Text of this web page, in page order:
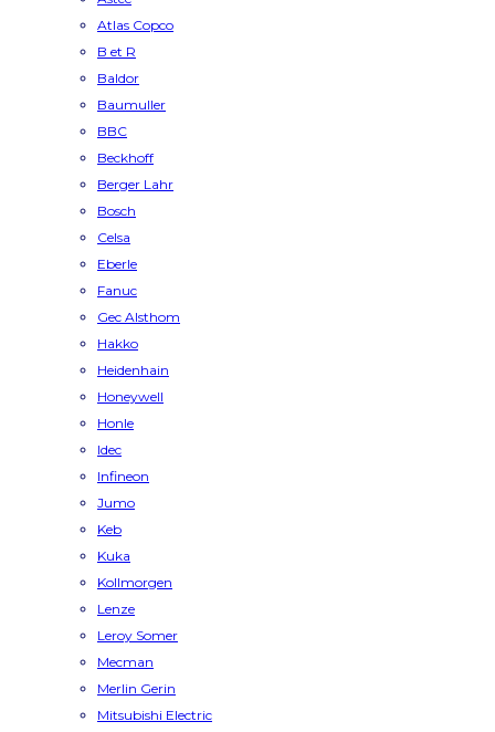
Atlas Copco
B et R
Baldor
Baumuller
BBC
Beckhoff
Berger Lahr
Bosch
Celsa
Eberle
Fanuc
Gec Alsthom
Hakko
Heidenhain
Honeywell
Honle
Idec
Infineon
Jumo
Keb
Kuka
Kollmorgen
Lenze
Leroy Somer
Mecman
Merlin Gerin
Mitsubishi Electric